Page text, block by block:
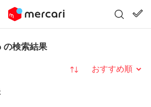
の検索結果
並び替え